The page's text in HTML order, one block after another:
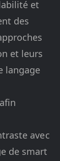
et
des
et leurs
langage
avec
de smart